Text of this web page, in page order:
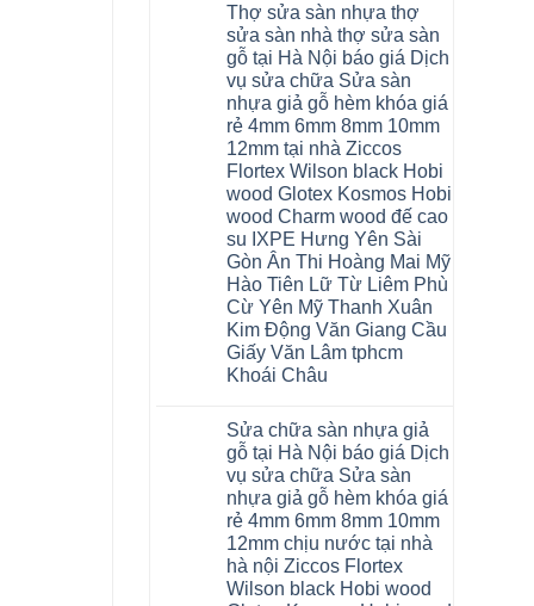
nước
nào
Hà
Nội
Thanh
Xuân
tpHCM
Đà
Nẵng
Gia
Lâm
Phú
Thọ
Hải
Phòng
Sóc
Sơn
Ninh
Bình
Hưng
Yên
composite
báo
giá
rẻ
Bắc
Ninh
Thanh
Xuân
Tây
Hồ
Hải
Thái
Bình
Hưng
Yên
Hà
Đông
Hạ
Long
bình
luận
ở
Cửa
nhựa
nhà
vệ
sinh
tại
Hà
Nội
báo
giá
cửa
nhựa
nhà
vệ
sinh
giá
rẻ
tpHCM
Thanh
Xuân
Bắc
Ninh
Đà
Nẵng
Quảng
Ninh
Thợ sửa sàn nhựa thợ
sửa sàn nhà thợ sửa sàn
gỗ tại Hà Nội báo giá Dịch
vụ sửa chữa Sửa sàn
nhựa giả gỗ hèm khóa giá
rẻ 4mm 6mm 8mm 10mm
12mm tại nhà Ziccos
Flortex Wilson black Hobi
wood Glotex Kosmos Hobi
wood Charm wood đế cao
su IXPE Hưng Yên Sài
Gòn Ân Thi Hoàng Mai Mỹ
Hào Tiên Lữ Từ Liêm Phù
Cừ Yên Mỹ Thanh Xuân
Kim Động Văn Giang Cầu
Giấy Văn Lâm tphcm
Khoái Châu
bình
luận
ở
Thợ
sửa
sàn
nhựa
thợ
sửa
sàn
nhà
thợ
Sửa chữa sàn nhựa giả
gỗ tại Hà Nội báo giá Dịch
vụ sửa chữa Sửa sàn
nhựa giả gỗ hèm khóa giá
rẻ 4mm 6mm 8mm 10mm
12mm chịu nước tại nhà
hà nội Ziccos Flortex
Wilson black Hobi wood